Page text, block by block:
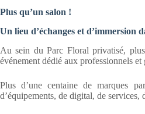
Plus qu’un salon !
Un lieu d’échanges et d’immersion
Au sein du Parc Floral privatisé,
événement dédié aux professionnels
Plus d’une centaine de marques
d’équipements, de digital, de services,